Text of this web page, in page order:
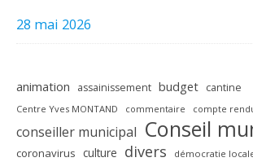
28 mai 2026
animation assainissement budget cantine
Centre Yves MONTAND commentaire compte
conseiller municipal Conseil
coronavirus culture divers démocratie